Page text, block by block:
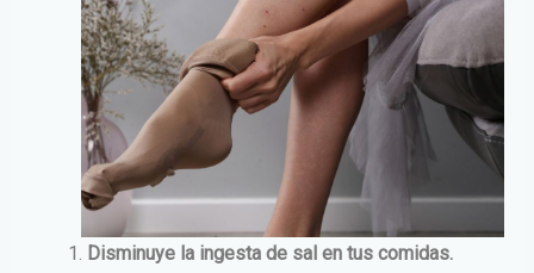
Disminuye la ingesta de sal en tus comidas.